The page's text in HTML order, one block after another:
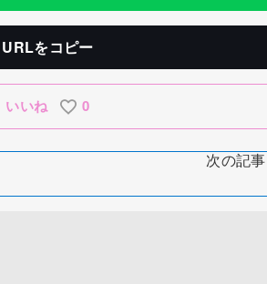
URLをコピー
いいね 0
次の記事